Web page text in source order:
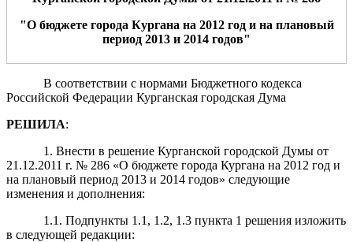
"О бюджете города Кургана на 2012годи на плановый
период 2013 и 2014 годов"
В соответствии с нормами Бюджетного кодекса
Российской Федерации Курганская городская Дума
РЕШИЛА:
1. Внести в решение Курганской городской Думы от
21.12.2011 г. № 286 «О бюджете города Кургана на 2012 год и
на плановый период 2013 и 2014 годов» следующие
изменения и дополнения:
1.1. Подпункты 1.1, 1.2, 1.3 пункта 1 решения изложить
в следующей редакции: